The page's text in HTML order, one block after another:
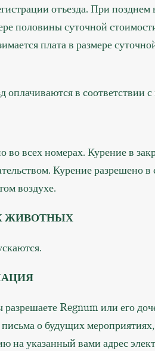
отъезда. При позднем
половины суточной
плата в размере
оплачиваются в соответствии
во всех номерах. Курение в
Курение разрешено в
воздухе.
ЖИВОТНЫХ
Regnum или его
о будущих
на указанный вами адрес